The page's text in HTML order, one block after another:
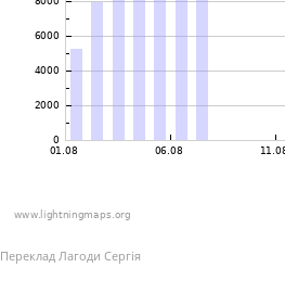
Переклад Лагоди Сергія